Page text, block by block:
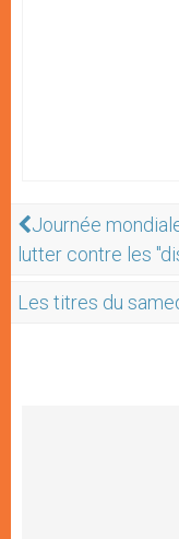
Journée
lutter contre les
Les titres du